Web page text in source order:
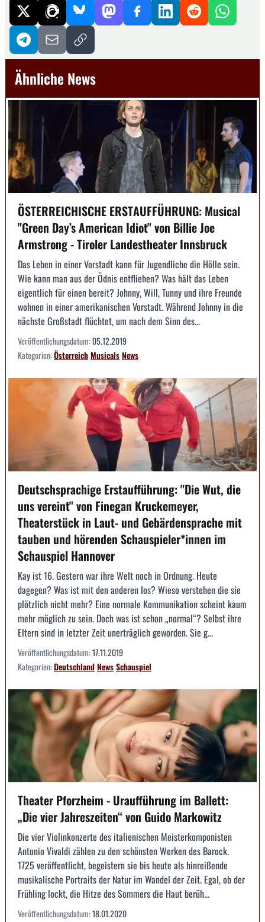
Ähnliche News
ÖSTERREICHISCHE ERSTAUFFÜHRUNG: Musical
"Green Day’s American Idiot" von Billie Joe
Armstrong - Tiroler Landestheater Innsbruck
Das Leben in einer Vorstadt kann für Jugendliche die Hölle sein.
Wie kann man aus der Ödnis entfliehen? Was hält das Leben
eigentlich für einen bereit? Johnny, Will, Tunny und ihre Freunde
wohnen in einer amerikanischen Vorstadt. Während Johnny in die
nächste Großstadt flüchtet, um nach dem Sinn des...
Veröffentlichungsdatum:05.12.2019
Kategorien:ÖsterreichMusicalsNews
Deutschsprachige Erstaufführung: "Die Wut, die
uns vereint" von Finegan Kruckemeyer,
Theaterstück in Laut- und Gebärdensprache mit
tauben und hörenden Schauspieler*innen im
Schauspiel Hannover
Kay ist 16. Gestern war ihre Welt noch in Ordnung. Heute
dagegen? Was ist mit den anderen los? Wieso verstehen die sie
plötzlich nicht mehr? Eine normale Kommunikation scheint kaum
mehr möglich zu sein. Doch was ist schon „normal“? Selbst ihre
Eltern sind in letzter Zeit unerträglich geworden. Sie g...
Veröffentlichungsdatum:17.11.2019
Kategorien:DeutschlandNewsSchauspiel
Theater Pforzheim - Uraufführung im Ballett:
„Die vier Jahreszeiten“ von Guido Markowitz
Die vier Violinkonzerte des italienischen Meisterkomponisten
Antonio Vivaldi zählen zu den schönsten Werken des Barock.
1725 veröffentlicht, begeistern sie bis heute als hinreißende
musikalische Portraits der Natur im Wandel der Zeit. Egal, ob der
Frühling lockt, die Hitze des Sommers die Haut berüh...
Veröffentlichungsdatum:18.01.2020